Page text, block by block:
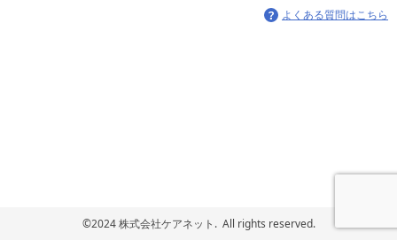
よくある質問はこちら
©2024 株式会社ケアネット. All rights reserved.